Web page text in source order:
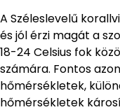
A Széleslevelű
és jól érzi magát a
18-24 Celsius fok
számára. Fontos
hőmérsékletek,
hőmérsékletek